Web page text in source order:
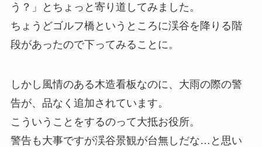
う？」とちょっと寄り道してみました。
ちょうどゴルフ橋というところに渓谷を降りる階
段があったので下ってみることに。
しかし風情のある木造看板なのに、大雨の際の警
告が、品なく追加されています。
こういうことをするのって大抵お役所。
警告も大事ですが渓谷景観が台無しだな…と思い